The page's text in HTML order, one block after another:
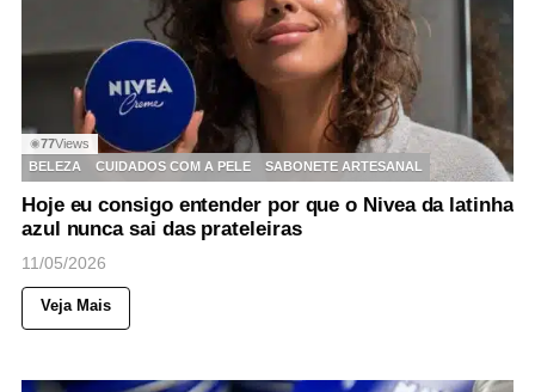
◉77Views
BELEZA
CUIDADOS COM A PELE SABONETE ARTESANAL
Hoje eu consigo entender por que o Nivea da latinha
azul nunca sai das prateleiras
11/05/2026
Veja Mais